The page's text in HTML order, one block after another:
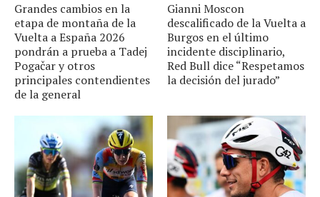
Grandes cambios en la
etapa de montaña de la
Vuelta a España 2026
pondrán a prueba a Tadej
Pogačar y otros
principales contendientes
de la general
Gianni Moscon
descalificado de la Vuelta a
Burgos en el último
incidente disciplinario,
Red Bull dice “Respetamos
la decisión del jurado”